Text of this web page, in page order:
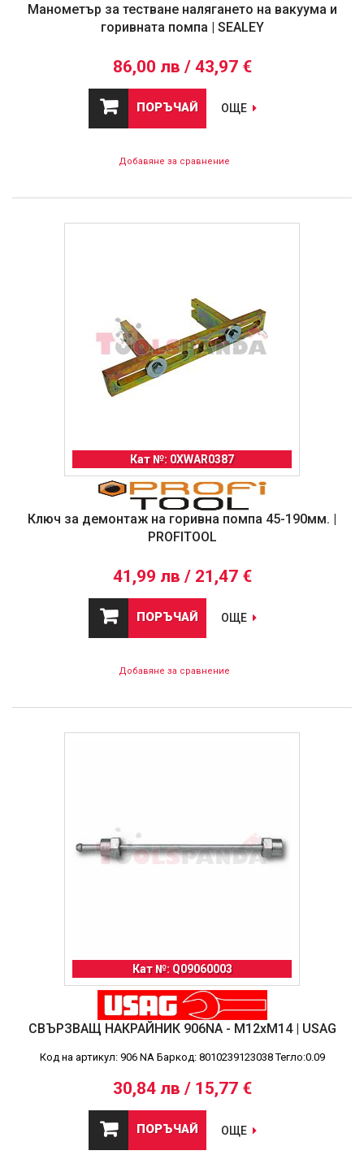
Манометър за тестване налягането на вакуума и
горивната помпа | SEALEY
86,00 лв / 43,97 €
ПОРЪЧАЙ ОЩЕ
Добавяне за сравнение
Кат №: 0XWAR0387
Ключ за демонтаж на горивна помпа 45-190мм. |
PROFITOOL
41,99 лв / 21,47 €
ПОРЪЧАЙ ОЩЕ
Добавяне за сравнение
Кат №: Q09060003
СВЪРЗВАЩ НАКРАЙНИК 906NA - М12хМ14 | USAG
Код на артикул: 906 NA Баркод: 8010239123038 Тегло:0.09
30,84 лв / 15,77 €
ПОРЪЧАЙ ОЩЕ